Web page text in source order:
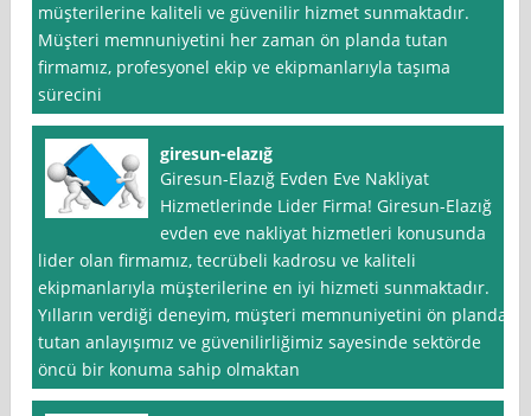
müşterilerine kaliteli ve güvenilir hizmet sunmaktadır.
Müşteri memnuniyetini her zaman ön planda tutan
firmamız, profesyonel ekip ve ekipmanlarıyla taşıma
sürecini
giresun-elazığ
Giresun-Elazığ Evden Eve Nakliyat
Hizmetlerinde Lider Firma! Giresun-Elazığ
evden eve nakliyat hizmetleri konusunda
lider olan firmamız, tecrübeli kadrosu ve kaliteli
ekipmanlarıyla müşterilerine en iyi hizmeti sunmaktadır.
Yılların verdiği deneyim, müşteri memnuniyetini ön planda
tutan anlayışımız ve güvenilirliğimiz sayesinde sektörde
öncü bir konuma sahip olmaktan